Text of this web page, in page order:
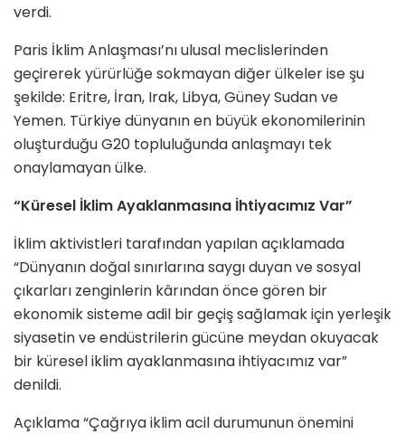
verdi.
Paris İklim Anlaşması’nı ulusal meclislerinden
geçirerek yürürlüğe sokmayan diğer ülkeler ise şu
şekilde: Eritre, İran, Irak, Libya, Güney Sudan ve
Yemen. Türkiye dünyanın en büyük ekonomilerinin
oluşturduğu G20 topluluğunda anlaşmayı tek
onaylamayan ülke.
“Küresel İklim Ayaklanmasına İhtiyacımız Var”
İklim aktivistleri tarafından yapılan açıklamada
“Dünyanın doğal sınırlarına saygı duyan ve sosyal
çıkarları zenginlerin kârından önce gören bir
ekonomik sisteme adil bir geçiş sağlamak için yerleşik
siyasetin ve endüstrilerin gücüne meydan okuyacak
bir küresel iklim ayaklanmasına ihtiyacımız var”
denildi.
Açıklama “Çağrıya iklim acil durumunun önemini